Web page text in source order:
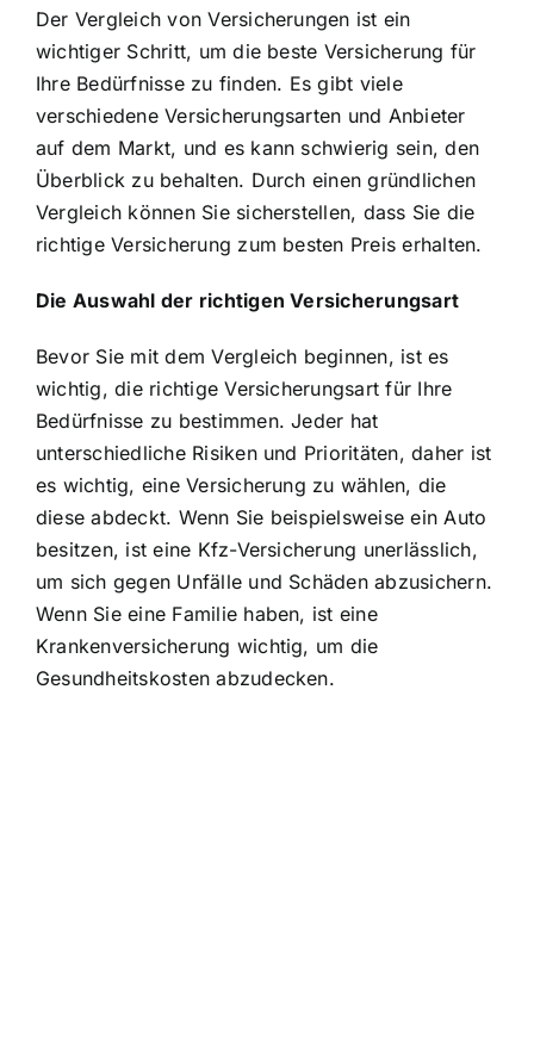
Der Vergleich von Versicherungen ist ein
wichtiger Schritt, um die beste Versicherung für
Ihre Bedürfnisse zu finden. Es gibt viele
verschiedene Versicherungsarten und Anbieter
auf dem Markt, und es kann schwierig sein, den
Überblick zu behalten. Durch einen gründlichen
Vergleich können Sie sicherstellen, dass Sie die
richtige Versicherung zum besten Preis erhalten.
Die Auswahl der richtigen Versicherungsart
Bevor Sie mit dem Vergleich beginnen, ist es
wichtig, die richtige Versicherungsart für Ihre
Bedürfnisse zu bestimmen. Jeder hat
unterschiedliche Risiken und Prioritäten, daher ist
es wichtig, eine Versicherung zu wählen, die
diese abdeckt. Wenn Sie beispielsweise ein Auto
besitzen, ist eine Kfz-Versicherung unerlässlich,
um sich gegen Unfälle und Schäden abzusichern.
Wenn Sie eine Familie haben, ist eine
Krankenversicherung wichtig, um die
Gesundheitskosten abzudecken.